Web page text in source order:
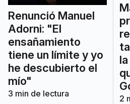
Renunció Manuel
Adorni: "El
ensañamiento
tiene un límite y yo
he descubierto el
mío"
3 min de lectura 2